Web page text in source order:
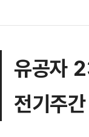
유공자
전기주